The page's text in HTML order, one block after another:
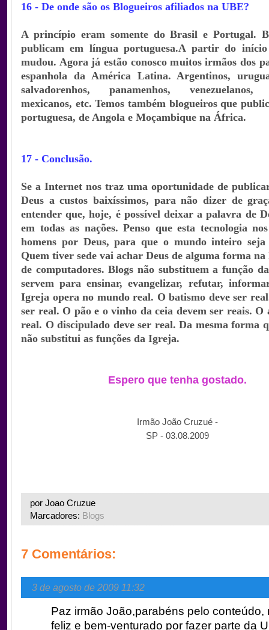
16 - De onde são os Blogueiros afiliados na UBE?
A princípio eram somente do Brasil e Portugal.
publicam em língua portuguesa.A partir do início
mudou. Agora já estão conosco muitos irmãos dos
espanhola da América Latina. Argentinos,
salvadorenhos, panamenhos, venezuelanos,
mexicanos, etc. Temos também blogueiros que
portuguesa, de Angola e Moçambique na África.
17 - Conclusão.
Se a Internet nos traz uma oportunidade de
Deus a custos baixíssimos, para não dizer de
entender que, hoje, é possível deixar a palavra de
em todas as nações. Penso que esta tecnologia
homens por Deus, para que o mundo inteiro seja
Quem tiver sede vai achar Deus de alguma forma
de computadores. Blogs não substituem a função
servem para ensinar, evangelizar, refutar,
Igreja opera no mundo real. O batismo deve ser
ser real. O pão e o vinho da ceia devem ser reais. O
real. O discipulado deve ser real. Da mesma forma
não substitui as funções da Igreja.
Espero que tenha gostado.
Irmão João Cruzué -
SP - 03.08.2009
por Joao Cruzue
Marcadores: Blogs
7 Comentários:
3 de agosto de 2009 11:32
Paz irmão João,parabéns pelo conteúdo,
feliz e bem-venturado por fazer parte da